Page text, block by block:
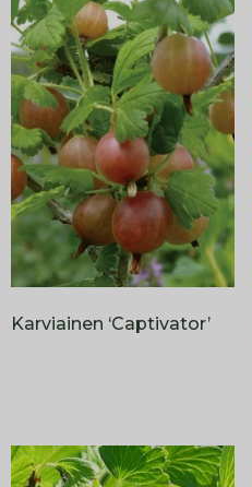
Karviainen ‘Captivator’